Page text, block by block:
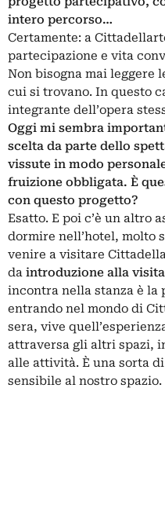
intero percorso…
Certamente: a
partecipazione e vita
Non bisogna mai leggere
cui si trovano. In questo
integrante dell’opera
Oggi mi sembra
scelta da parte dello
vissute in modo
fruizione obbligata. È
con questo progetto?
Esatto. E poi c’è un altro
dormire nell’hotel, molto
venire a visitare
da introduzione alla visita
incontra nella stanza è la
entrando nel mondo di
sera, vive
attraversa gli altri spazi,
alle attività. È una sorta
sensibile al nostro spazio.